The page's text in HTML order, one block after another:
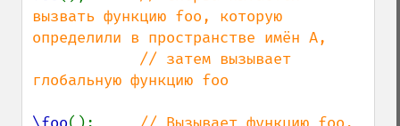
вызвать функцию foo, которую
определили в пространстве имён A,
глобальную функцию foo